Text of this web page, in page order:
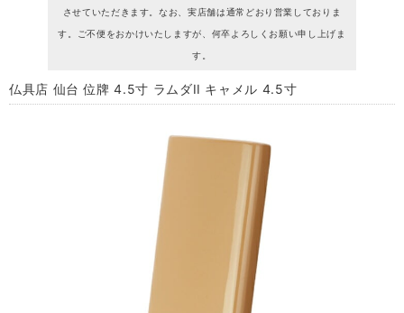
させていただきます。なお、実店舗は通常どおり営業しておりま
す。ご不便をおかけいたしますが、何卒よろしくお願い申し上げま
す。
仏具店 仙台 位牌 4.5寸 ラムダII キャメル 4.5寸